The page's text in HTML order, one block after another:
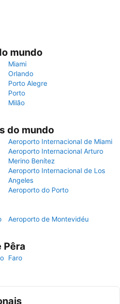
mundo
Miami
Orlando
Porto Alegre
Porto
Milão
do mundo
Aeroporto Internacional de Miami
Aeroporto Internacional Arturo
Merino Benítez
Aeroporto Internacional de Los
Angeles
Aeroporto do Porto
Aeroporto de Montevidéu
Pêra
Faro